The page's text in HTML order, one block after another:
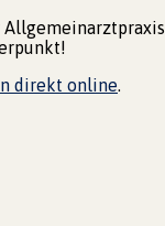
Allgemeinarztpraxis
direkt online.